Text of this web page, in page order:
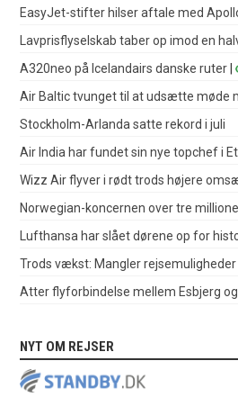
EasyJet-stifter hilser aftale med
Lavprisflyselskab taber op imod en
A320neo på Icelandairs danske ruter |
Air Baltic tvunget til at udsætte møde
Stockholm-Arlanda satte rekord i juli
Air India har fundet sin nye topchef i
Wizz Air flyver i rødt trods højere
Norwegian-koncernen over tre
Lufthansa har slået dørene op for
Trods vækst: Mangler
Atter flyforbindelse mellem Esbjerg
NYT OM REJSER